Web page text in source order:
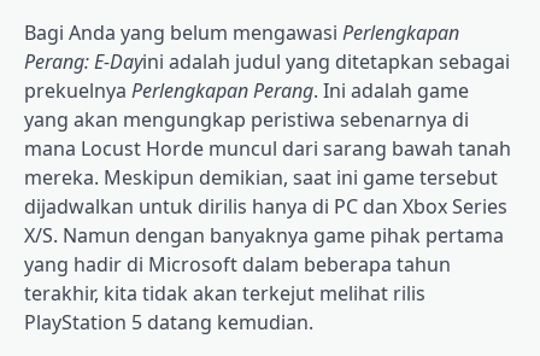
Bagi Anda yang belum mengawasi Perlengkapan
Perang: E-Dayini adalah judul yang ditetapkan sebagai
prekuelnya Perlengkapan Perang. Ini adalah game
yang akan mengungkap peristiwa sebenarnya di
mana Locust Horde muncul dari sarang bawah tanah
mereka. Meskipun demikian, saat ini game tersebut
dijadwalkan untuk dirilis hanya di PC dan Xbox Series
X/S. Namun dengan banyaknya game pihak pertama
yang hadir di Microsoft dalam beberapa tahun
terakhir, kita tidak akan terkejut melihat rilis
PlayStation 5 datang kemudian.